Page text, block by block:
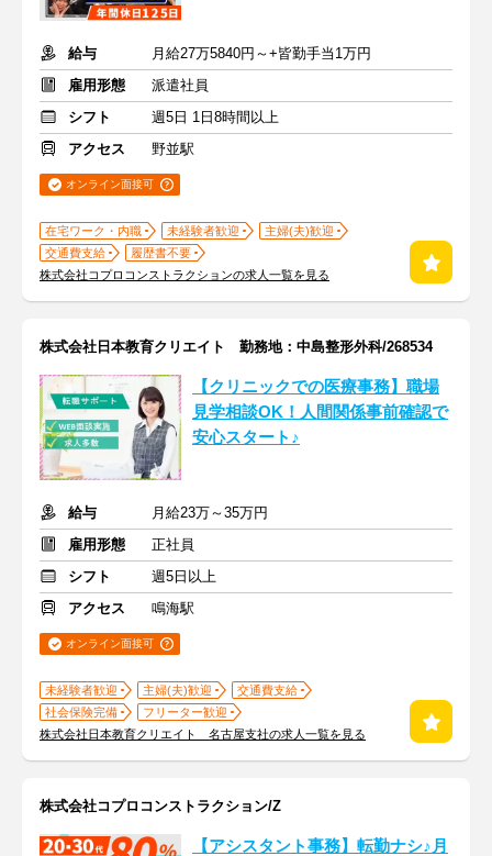
給与
月給27万5840円～+皆勤手当1万円
雇用形態
派遣社員
シフト
週5日 1日8時間以上
アクセス
野並駅
オンライン面接可
在宅ワーク・内職 未経験者歓迎
主婦(夫)歓迎
交通費支給
履歴書不要
株式会社コプロコンストラクションの求人一覧を見る
株式会社日本教育クリエイト 勤務地：中島整形外科/268534
【クリニックでの医療事務】職場
見学相談OK！人間関係事前確認で
安心スタート♪
給与
月給23万～35万円
雇用形態
正社員
シフト
週5日以上
アクセス
鳴海駅
オンライン面接可
未経験者歓迎 主婦(夫)歓迎
交通費支給
社会保険完備
フリーター歓迎
株式会社日本教育クリエイト 名古屋支社の求人一覧を見る
株式会社コプロコンストラクション/Z
【アシスタント事務】転勤ナシ♪月